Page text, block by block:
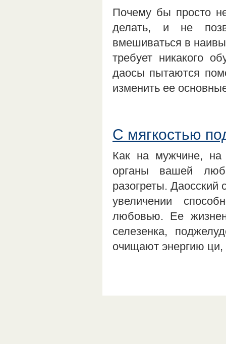
Почему бы просто
делать, и не
вмешиваться в
требует никакого
даосы пытаются
изменить ее
С мягкостью
Как на мужчине, на
органы вашей
разогреты. Даосский
увеличении
любовью. Ее
селезенка,
очищают энергию